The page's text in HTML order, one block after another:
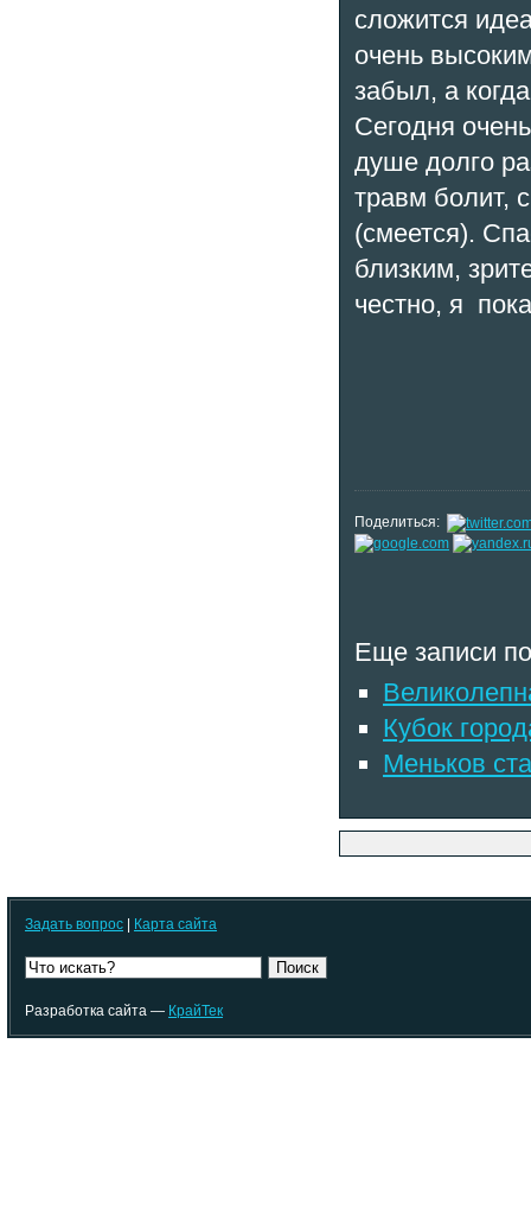
сложится
очень
забыл, а
Сегодня
душе долго
травм болит,
(смеется).
близким,
честно, я
Поделиться:
Еще записи
Кубок
Меньков
Задать вопрос | Карта сайта
Поиск
Разработка сайта — КрайТек